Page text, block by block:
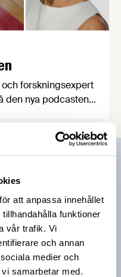
att anpassa innehållet
funktioner
vår trafik. Vi
och annan
medier och
samarbetar med.
forskningsexpert
den nya podcasten
för första gången
rosor.
för
dig till vårt